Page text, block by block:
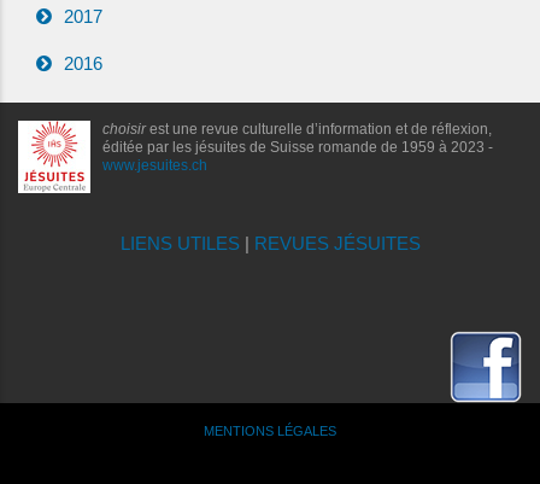
2017
2016
choisirest une revue culturelle d’information et de réflexion,
éditée par les jésuites de Suisse romande de 1959 à 2023 -
www.jesuites.ch
LIENS UTILES| REVUES JÉSUITES
MENTIONS LÉGALES